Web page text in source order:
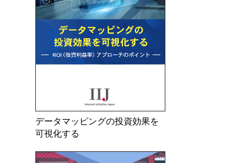
データマッピングの投資効果を
可視化する